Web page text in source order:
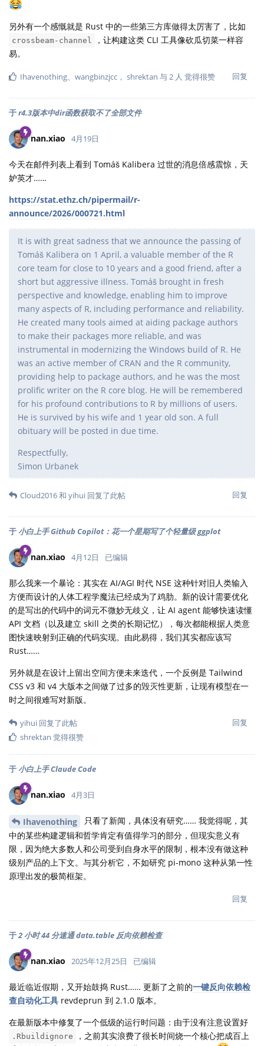
另外有一个感慨就是 Rust 中的一些第三方库做得太厉害了，比如
crossbeam-channel
，让构建这类 CLI 工具像砍瓜切菜一样容
易。
回复
Ihavenothing、 wangbinzjcc ， shrektan 与2 人 觉得很赞
于r4.3版本中dir函数获取不了全部文件
nan.xiao 4月19日
今天在邮件列表上看到 Tomáš Kalibera 过世的消息倍感震惊，天
妒英才……
https://stat.ethz.ch/pipermail/r-
announce/2026/000721.html
It is with great sadness that we announce the passing of
Tomáš Kalibera on 1 April, a valuable member of the R
core team for close to 10 years and a good friend, after a
short but aggressive illness. Tomáš brought in fresh
perspective and knowledge, enabling him to improve
many aspects of R, including performance and reliability.
He created many tools aimed at aiding package authors
to make their packages more reliable, and was
instrumental in modernizing the Windows build of R. He
was an active member of CRAN and the R community,
providing help to package authors, and he was the most
prolific writer on the R core blog. He will be remembered
for his profound contributions to R by millions of users.
He is survived by his wife and 1 year old son. A full
obituary will be posted in due time.
Respectfully,
Simon Urbanek
回复
Cloud2016和 yihui 回复了此帖
于小白上手 Github Copilot：花一个星期写了个轻量级 ggplot
nan.xiao 4月12日 已编辑
那么我来一个暴论：其实在 AI/AGI 时代 NSE 这种针对旧人类输入
方便而设计的人体工程学魔法已经成为了鸡肋。新的设计需要优化
的是写出的代码中的词元不微妙无歧义，让 AI agent 能够快速读懂
API 文档（以及建立 skill 之类的长期记忆），每次都能根据人类意
图快速映射到正确的代码实现。由此易得，我们其实都应该写
Rust……
另外就是在设计上留出空间方便未来迭代，一个反例是 Tailwind
CSS v3 和 v4 大版本之间做了过多的毁灭性更新，让现有模型在一
时之间很难写对新版。
回复
yihui 回复了此帖
shrektan 觉得很赞
于小白上手 Claude Code
nan.xiao 4月3日
Ihavenothing
只看了新闻，具体没有研究…… 我觉得呢，其
中的某些构建逻辑和哲学肯定有值得学习的部分，但现实意义有
限，因为绝大多数人和公司受到自身水平的限制，根本没有做这种
级别产品的上下文。与其分析它，不如研究 pi-mono 这种从第一性
原理出发的极简框架。
回复
于2 小时 44 分速通 data.table 反向依赖检查
nan.xiao 2025年12月25日 已编辑
最近临近假期，又开始鼓捣 Rust…… 更新了之前的一键反向依赖检
查自动化工具 revdeprun 到 2.1.0 版本。
在最新版本中修复了一个低级的运行时问题：由于没有注意设置好
.Rbuildignore
，之前其实浪费了很长时间烧一个核心把成百上